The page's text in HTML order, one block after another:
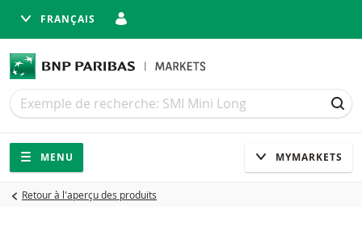
FRANÇAIS
Recherche
Recherche
Navigation
Navigation sur le site
MENU MYMARKETS
Retour à l'aperçu des produits